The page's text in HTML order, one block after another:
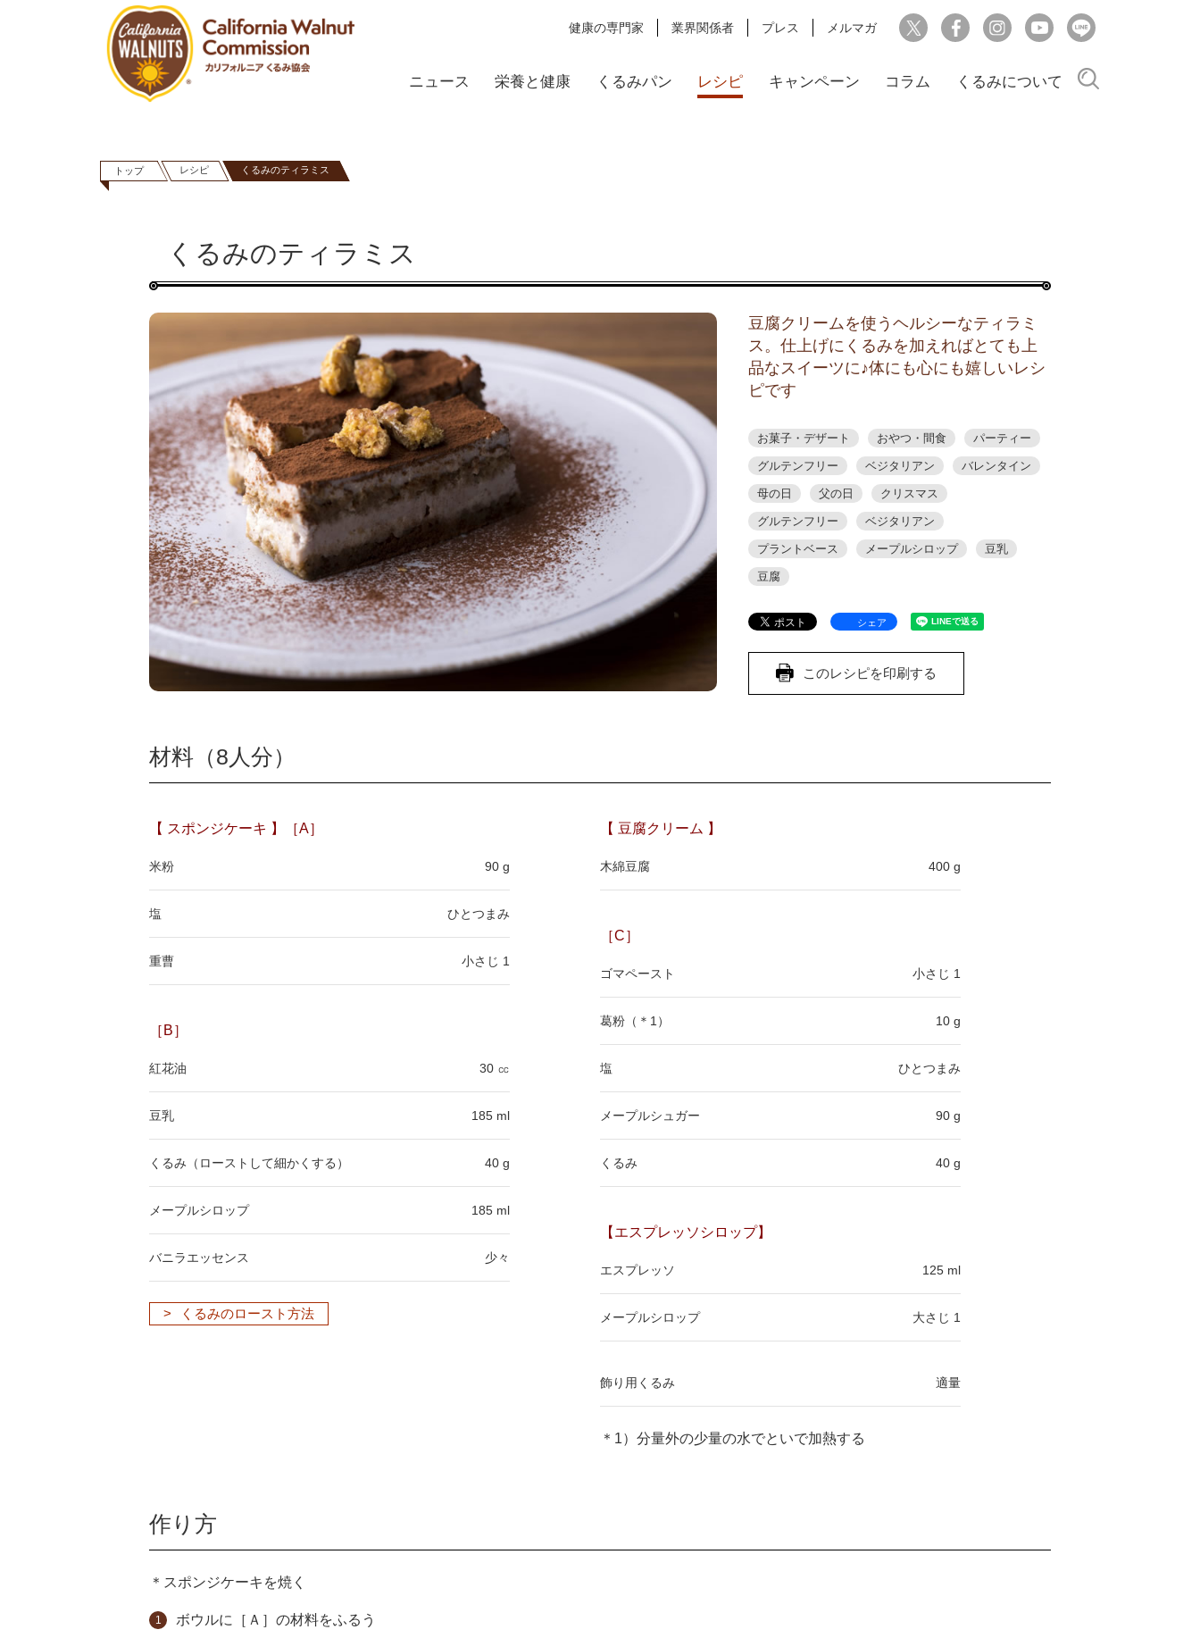
健康の専門家 業界関係者 プレス メルマガ
ニュース 栄養と健康 くるみパン レシピ キャンペーン コラム くるみについて
トップ レシピ くるみのティラミス
くるみのティラミス
豆腐クリームを使うヘルシーなティラミ
ス。仕上げにくるみを加えればとても上
品なスイーツに♪体にも心にも嬉しいレシ
ピです
お菓子・デザート おやつ・間食 パーティー
グルテンフリー ベジタリアン バレンタイン
母の日 父の日 クリスマス
グルテンフリー ベジタリアン
プラントベース メープルシロップ 豆乳
豆腐
シェア
このレシピを印刷する
材料（8人分）
【 スポンジケーキ 】［A］
米粉 90 g
塩 ひとつまみ
重曹 小さじ 1
［B］
紅花油 30 ㏄
豆乳 185 ml
くるみ（ローストして細かくする） 40 g
メープルシロップ 185 ml
バニラエッセンス 少々
くるみのロースト方法
【 豆腐クリーム 】
木綿豆腐 400 g
［C］
ゴマペースト 小さじ 1
葛粉（＊1） 10 g
塩 ひとつまみ
メープルシュガー 90 g
くるみ 40 g
【エスプレッソシロップ】
エスプレッソ 125 ml
メープルシロップ 大さじ 1
飾り用くるみ 適量
＊1）分量外の少量の水でといで加熱する
作り方
＊スポンジケーキを焼く
ボウルに［Ａ］の材料をふるう